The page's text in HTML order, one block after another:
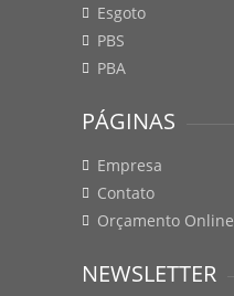
Esgoto
PBS
PBA
PÁGINAS
Empresa
Contato
Orçamento Online
NEWSLETTER